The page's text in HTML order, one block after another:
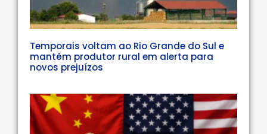
Temporais voltam ao Rio Grande do Sul e
mantêm produtor rural em alerta para
novos prejuízos